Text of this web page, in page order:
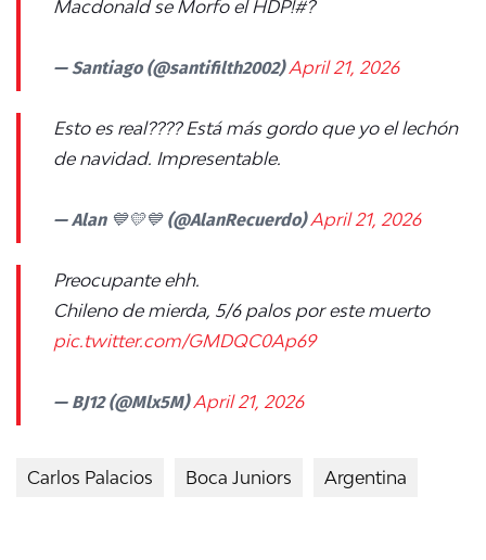
Macdonald se Morfo el HDP!#?
— Santiago (@santifilth2002)April 21, 2026
Esto es real???? Está más gordo que yo el lechón
de navidad. Impresentable.
— Alan 💙💛💙 (@AlanRecuerdo)April 21, 2026
Preocupante ehh.
Chileno de mierda, 5/6 palos por este muerto
pic.twitter.com/GMDQC0Ap69
— BJ12 (@Mlx5M)April 21, 2026
Carlos Palacios Boca Juniors Argentina